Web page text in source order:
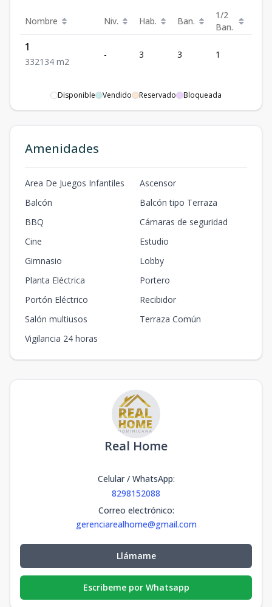
Nombre Niv. Hab. Ban.
1/2
Ban.
1
332134 m2
- 3 3 1
Disponible Vendido Reservado Bloqueada
Amenidades
Area De Juegos Infantiles
Ascensor
Balcón
Balcón tipo Terraza
BBQ
Cámaras de seguridad
Cine
Estudio
Gimnasio
Lobby
Planta Eléctrica
Portero
Portón Eléctrico
Recibidor
Salón multiusos
Terraza Común
Vigilancia 24 horas
Real Home
Celular / WhatsApp:
8298152088
Correo electrónico:
gerenciarealhome@gmail.com
Llámame
Escribeme por Whatsapp